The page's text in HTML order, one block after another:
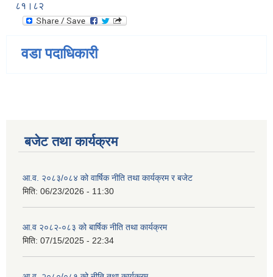
८१।८२
वडा पदाधिकारी
बजेट तथा कार्यक्रम
आ.व. २०८३/०८४ को वार्षिक नीति तथा कार्यक्रम र बजेट
मिति: 06/23/2026 - 11:30
आ.व २०८२-०८३ को बार्षिक नीति तथा कार्यक्रम
मिति: 07/15/2025 - 22:34